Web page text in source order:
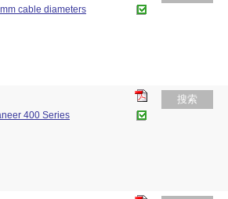
cable diameters
400 Series
搜索